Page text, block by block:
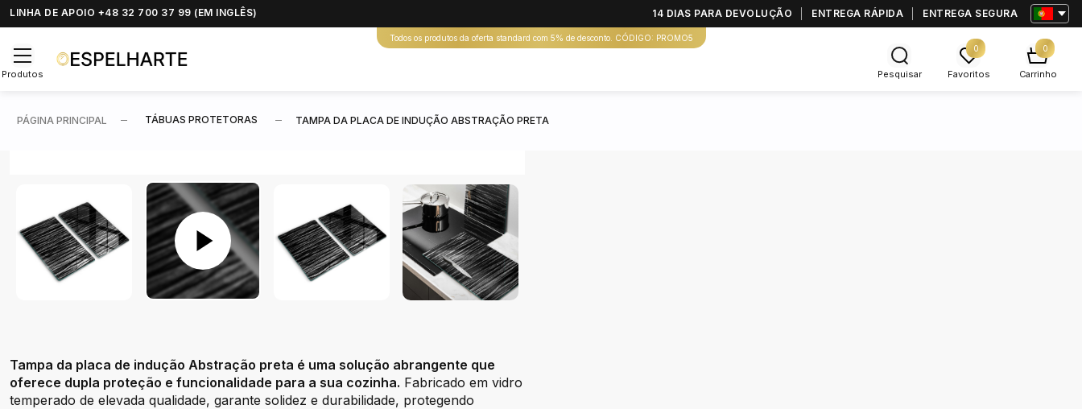
LINHA DE APOIO +48 32 700 37 99 (EM INGLÊS) 14 DIAS PARA DEVOLUÇÃO ENTREGA RÁPIDA ENTREGA SEGURA
Todos os produtos da oferta standard com 5% de desconto. CÓDIGO: PROMO5
Produtos Pesquisar
0
Favoritos
0
Carrinho
PÁGINA PRINCIPAL TÁBUAS PROTETORAS TAMPA DA PLACA DE INDUÇÃO ABSTRAÇÃO PRETA
Tampa da placa de indução Abstração preta é uma solução abrangente que
oferece dupla proteção e funcionalidade para a sua cozinha. Fabricado em vidro
temperado de elevada qualidade, garante solidez e durabilidade, protegendo